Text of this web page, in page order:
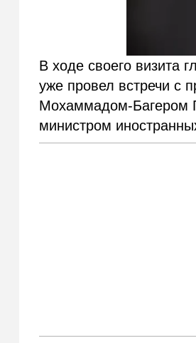
В ходе своего визита
уже провел встречи с
Мохаммадом-Багером
министром